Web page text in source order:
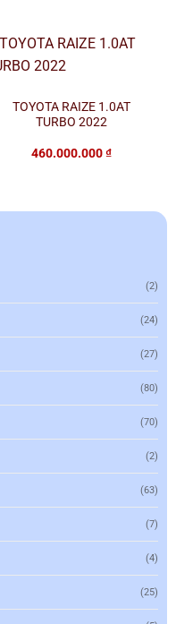
TOYOTA RAIZE 1.0AT
TURBO 2022
460.000.000₫
(2)
(24)
(27)
(80)
(70)
(2)
(63)
(7)
(4)
(25)